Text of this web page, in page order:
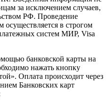
за исключением случаев,
РФ. Проведение
осуществляется в строгом
систем МИР, Visa
банковской карты на
нажать кнопку
Оплата происходит через
Банковских карт